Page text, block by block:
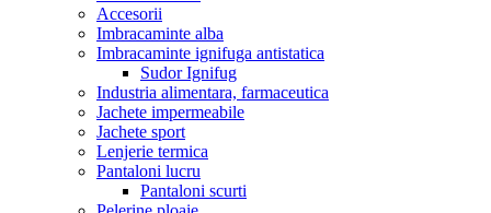
Accesorii
Imbracaminte alba
Imbracaminte ignifuga antistatica
Sudor Ignifug
Industria alimentara, farmaceutica
Jachete impermeabile
Jachete sport
Lenjerie termica
Pantaloni lucru
Pantaloni scurti